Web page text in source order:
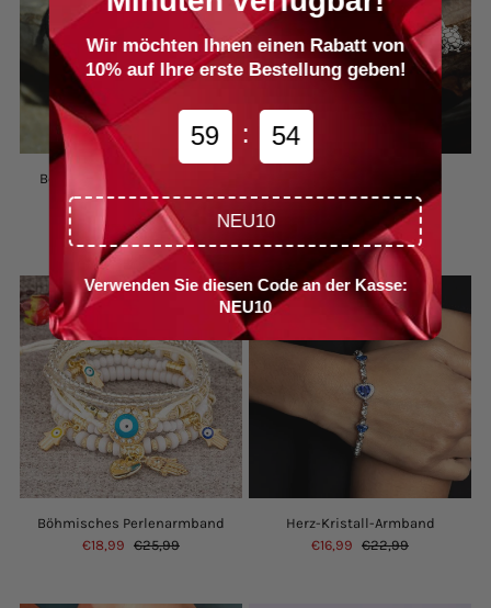
Böhmisches Handgewebtes
Armband
€16,99
€22,99
€18,99 €24,99
Böhmisches Perlenarmband
€18,99 €25,99
Herz-Kristall-Armband
€16,99
€22,99
Wir möchten Ihnen einen Rabatt von
10% auf Ihre erste Bestellung geben!
59 : 53
2
NEU10
Verwenden Sie diesen Code an der Kasse:
NEU10